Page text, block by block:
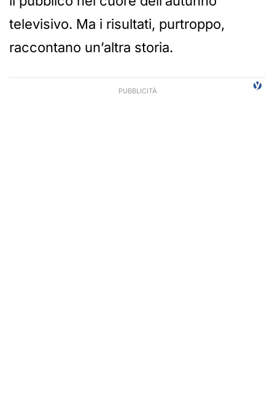
televisivo. Ma i risultati, purtroppo,
raccontano un’altra storia.